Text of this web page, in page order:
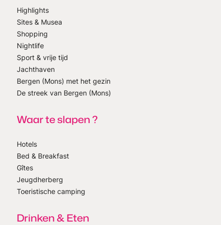
Highlights
Sites & Musea
Shopping
Nightlife
Sport & vrije tijd
Jachthaven
Bergen (Mons) met het gezin
De streek van Bergen (Mons)
Waar te slapen ?
Hotels
Bed & Breakfast
Gîtes
Jeugdherberg
Toeristische camping
Drinken & Eten